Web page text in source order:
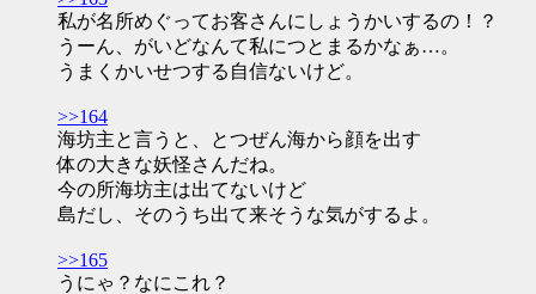
私が名所めぐってお客さんにしょうかいするの！？
うーん、がいどなんて私につとまるかなぁ…。
うまくかいせつする自信ないけど。
>>164
海坊主と言うと、とつぜん海から顔を出す
体の大きな妖怪さんだね。
今の所海坊主は出てないけど
島だし、そのうち出て来そうな気がするよ。
>>165
うにゃ？なにこれ？